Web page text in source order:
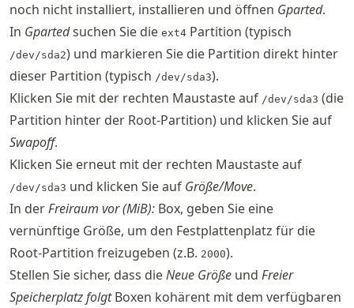
noch nicht installiert, installieren und öffnen Gparted.
In Gpartedsuchen Sie die ext4 Partition (typisch
/dev/sda2) und markieren Sie die Partition direkt hinter
dieser Partition (typisch /dev/sda3).
Klicken Sie mit der rechten Maustaste auf /dev/sda3 (die
Partition hinter der Root-Partition) und klicken Sie auf
Swapoff.
Klicken Sie erneut mit der rechten Maustaste auf
/dev/sda3 und klicken Sie auf Größe/Move.
In derFreiraum vor (MiB): Box, geben Sie eine
vernünftige Größe, um den Festplattenplatz für die
Root-Partition freizugeben (z.B. 2000).
Stellen Sie sicher, dass dieNeue Größe und Freier
Speicherplatz folgtBoxen kohärent mit dem verfügbaren